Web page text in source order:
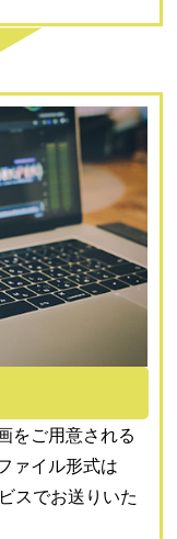
をご用意される
ァイル形式は
スでお送りいた